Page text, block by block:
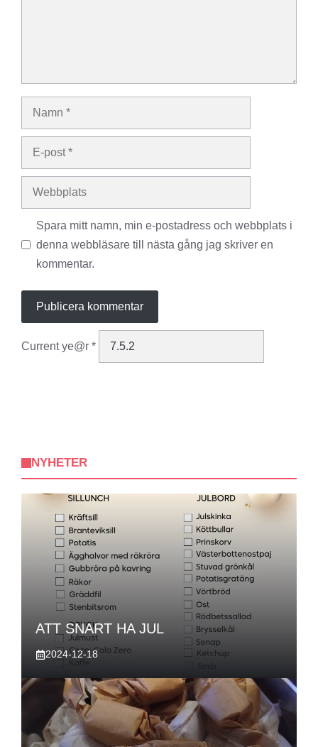
Namn
Webbplats
Spara mitt namn, min e-postadress och webbplats i
denna webbläsare till nästa gång jag skriver en
kommentar.
Current ye@r *
NYHETER
ATT SNART HA JUL
2024-12-18